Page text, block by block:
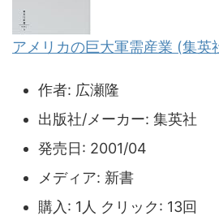
アメリカの巨大軍需産業 (集英
作者: 広瀬隆
出版社/メーカー: 集英社
発売日: 2001/04
メディア: 新書
購入 : 1人 クリック: 13回